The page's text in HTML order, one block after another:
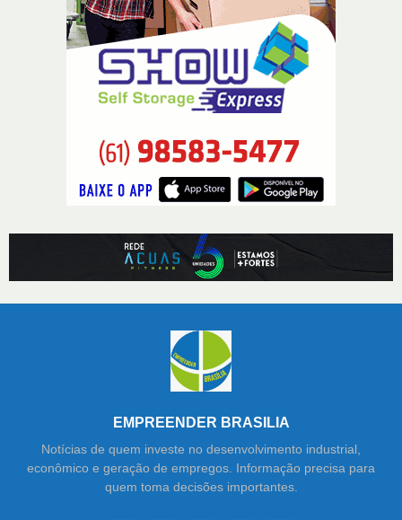
EMPREENDER BRASILIA
Notícias de quem investe no desenvolvimento industrial,
econômico e geração de empregos. Informação precisa para
quem toma decisões importantes.